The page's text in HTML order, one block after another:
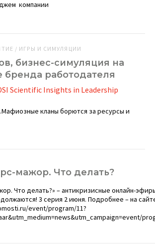
компании
/ ИГРЫ И СИМУЛЯЦИИ
бизнес-симуляция на
бренда работодателя
Scientific Insights in Leadership
кланы борются за ресурсы и
мажор. Что делать?
Что делать?» – антикризисные онлайн-
3 серия 2 июня. Подробнее – на
event/program/11?